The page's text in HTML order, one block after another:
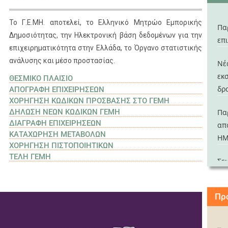
16/
03/
03/
25/
Το Γ.Ε.ΜΗ. αποτελεί, το Ελληνικό Μητρώο Εμπορικής
Δημοσιότητας, την Ηλεκτρονική βάση δεδομένων για την
επιχειρηματικότητα στην Ελλάδα, το Όργανο στατιστικής
ανάλυσης και μέσο προστασίας.
ΘΕΣΜΙΚΟ ΠΛΑΙΣΙΟ
ΑΠΟΓΡΑΦΗ ΕΠΙΧΕΙΡΗΣΕΩΝ
ΧΟΡΗΓΗΣΗ ΚΩΔΙΚΩΝ ΠΡΟΣΒΑΣΗΣ ΣΤΟ ΓΕΜΗ
ΔΗΛΩΣΗ ΝΕΩΝ ΚΩΔΙΚΩΝ ΓΕΜΗ
ΔΙΑΓΡΑΦΗ ΕΠΙΧΕΙΡΗΣΕΩΝ
ΚΑΤΑΧΩΡΗΣΗ ΜΕΤΑΒΟΛΩΝ
ΧΟΡΗΓΗΣΗ ΠΙΣΤΟΠΟΙΗΤΙΚΩΝ
ΤΕΛΗ ΓΕΜΗ